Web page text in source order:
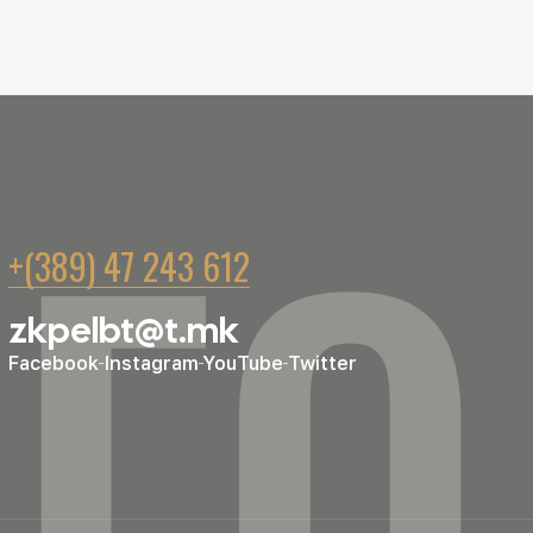
+(389) 47 243 612
zkpelbt@t.mk
Facebook Instagram YouTube Twitter